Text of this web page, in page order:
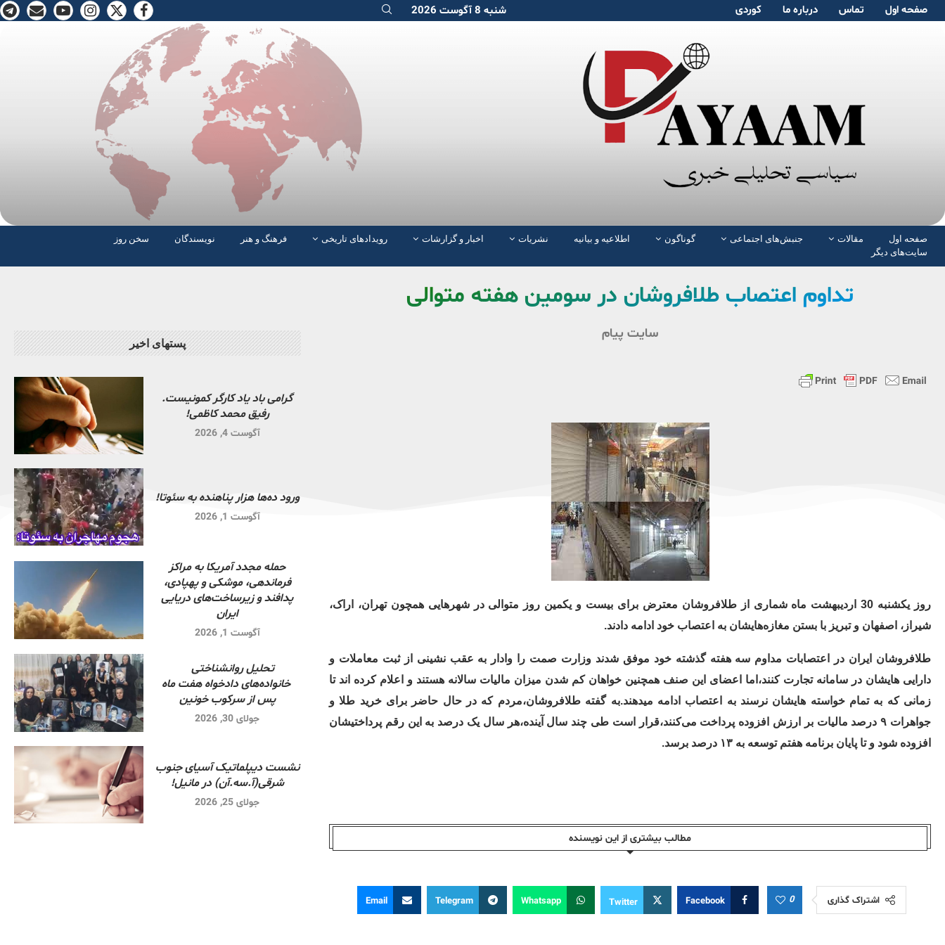
صفحە اول تماس دربارە ما کوردی شنبه 8 آگوست 2026
صفحە اول مقالات جنبش‌های اجتماعی گوناگون اطلاعیه و بیانیه نشریات اخبار و گزارشات رویدادهای تاریخی فرهنگ و هنر نویسندگان
سخن روز
سایت‌های دیگر
تداوم اعتصاب طلافروشان در سومین هفته متوالی
سایت پیام
روز یکشنبه 30 اردیبهشت ماه شماری از طلافروشان معترض برای بیست و یکمین روز متوالی در شهرهایی همچون تهران، اراک،
شیراز، اصفهان و تبریز با بستن مغازه‌هایشان به اعتصاب خود ادامه دادند.
طلافروشان ایران در اعتصابات مداوم سه هفته گذشته خود موفق شدند وزارت صمت را وادار به عقب نشینی از ثبت معاملات و
دارایی هایشان در سامانه تجارت کنند،اما اعضای این صنف همچنین خواهان کم شدن میزان مالیات سالانه هستند و اعلام کرده اند تا
زمانی که به تمام خواسته هایشان نرسند به اعتصاب ادامه میدهند.به گفته طلافروشان،مردم که در حال حاضر برای خرید طلا و
جواهرات ۹ درصد مالیات بر ارزش افزوده پرداخت می‌کنند،قرار است طی چند سال آینده،هر سال یک درصد به این رقم پرداختیشان
افزوده شود و تا پایان برنامه هفتم توسعه به ۱۳ درصد برسد.
مطالب بیشتری از این نویسندە
اشتراک گذاری 0
Facebook
Twitter
Whatsapp
Telegram
Email
پستهای اخیر
گرامی باد یاد کارگر کمونیست.
رفیق محمد کاظمی!
آگوست 4, 2026
ورود ده‌ها هزار پناهنده به سئوتا!
آگوست 1, 2026
حمله مجدد آمریکا به مراکز
فرماندهی، موشکی و پهپادی،
پدافند و زیرساخت‌های دریایی
ایران
آگوست 1, 2026
تحلیل روانشناختی
خانواده‌های دادخواه هفت ماه
پس از سرکوب خونین
جولای 30, 2026
نشست دیپلماتیک آسیای جنوب
شرقی‌(آ.سه.آن) در مانیل!
جولای 25, 2026